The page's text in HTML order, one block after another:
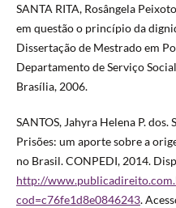
SANTA RITA, Rosângela
em questão o princípio da
Dissertação de Mestrado em
Departamento de Serviço
Brasília, 2006.
SANTOS, Jahyra Helena P. dos.
Prisões: um aporte sobre a
no Brasil. CONPEDI, 2014.
http://
cod=c76fe1d8e0846243.